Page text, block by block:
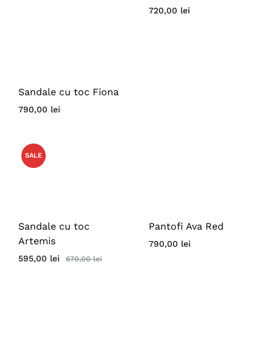
Sandale cu toc Fiona
790,00 lei
720,00 lei
SALE
Sandale cu toc
Artemis
595,00 lei 670,00lei
Pantofi Ava Red
790,00 lei